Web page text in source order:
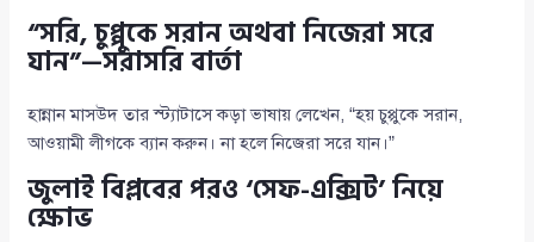
“সরি, চুপ্পুকে সরান অথবা নিজেরা সরে
যান”—সরাসরি বার্তা
হান্নান মাসউদ তার স্ট্যাটাসে কড়া ভাষায় লেখেন, “হয় চুপ্পুকে সরান,
আওয়ামী লীগকে ব্যান করুন। না হলে নিজেরা সরে যান।”
জুলাই বিপ্লবের পরও ‘সেফ-এক্সিট’ নিয়ে
ক্ষোভ